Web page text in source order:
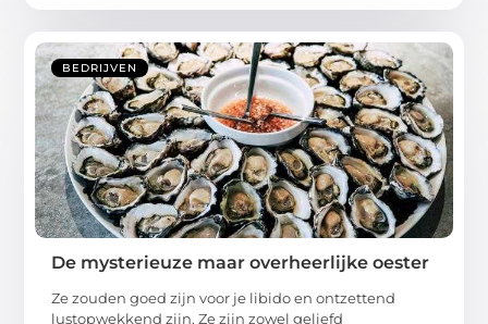
BEDRIJVEN
De mysterieuze maar overheerlijke oester
Ze zouden goed zijn voor je libido en ontzettend
lustopwekkend zijn. Ze zijn zowel geliefd